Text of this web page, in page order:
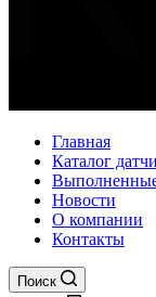
Главная
Каталог
Новости
О компании
Контакты
Поиск